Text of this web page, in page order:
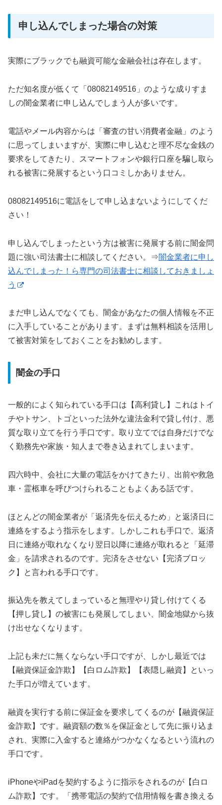
申し込んでしまった場合の対策
実際にブラックでも融資可能な金融会社は存在します。
ただ知名度が低くて「08082149516」のような成りすま
しの闇金業者に申し込んでしまう人が多いです。
電話やメール内容からは「審査の甘い消費者金融」のよう
に思ってしまいますが、実際に申し込むと理不尽な金銭の
要求をしてきたり、スマートフォンや銀行口座を騙し取ら
れる被害に発展するという口コミしかありません。
08082149516に電話をして申し込まないようにしてくだ
さい！
申し込んでしまったという方は被害に発展する前に闇金問
題に強い司法書士に相談してください。⇒闇金業者に申し
込んでしまった！ら専門の司法書士に相談しておきましょ
う
まだ申し込んでなくても、闇金があなたの個人情報を不正
に入手していることがあります。まずは無料相談を活用し
て被害対策をしておくことをお勧めします。
闇金の手口
一般的によく知られている手口は【高利貸し】これはトイ
チやトサン、トゴといった法外な違法金利で貸し付け、悪
質な取り立てを行う手口です。取り立てでは自身だけでな
く勤務先や家族・知人まで巻き込まれてしまいます。
四六時中、会社に大量の電話をかけてきたり、出前や救急
車・霊柩車を呼びつけられることもよくある話です。
ほとんどの闇金業者が「返済先を伝えるため」と返済日に
連絡をするよう指示をします。しかしこれも手口で、返済
日に連絡が取れなくなり翌日以降に連絡が取れると「延滞
金」を請求されるのです。完済をさせない【完済ブロッ
ク】と言われる手口です。
振込先を教えてしまっていると無理やり貸し付けてくる
【押し貸し】の被害にも発展してしまい、闇金地獄から抜
け出せなくなります。
上記も未だに無くならない手口ですが、しかし最近では
【融資保証金詐欺】【白ロム詐欺】【表隠し融資】といっ
た手口が増えています。
融資を実行する前に保証金を要求してくるのが【融資保証
金詐欺】です。融資額の数％を保証金として先に振り込ま
され、実際に入金すると連絡がつかなくなるという流れの
手口です。
iPhoneやiPadを契約するように指示をされるのが【白ロ
ム詐欺】です。「携帯電話の契約で信用情報を書き換える